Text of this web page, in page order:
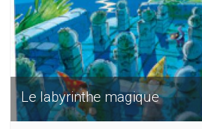
Le labyrinthe magique